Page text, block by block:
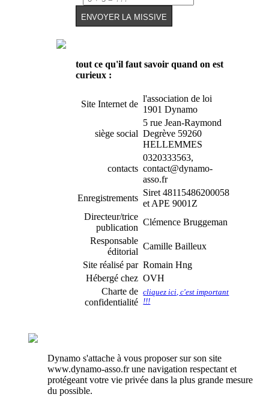
tout ce qu'il faut savoir quand on est
curieux :
Site Internet de
l'association de loi
1901 Dynamo
siège social
5 rue Jean-Raymond
Degrève 59260
HELLEMMES
contacts
0320333563,
contact@dynamo-
asso.fr
Enregistrements
Siret 48115486200058
et APE 9001Z
Directeur/trice
publication
Clémence Bruggeman
Responsable
éditorial
Camille Bailleux
Site réalisé par Romain Hng
Hébergé chez OVH
Charte de
confidentialité
cliquez ici, c'est important
!!!
Dynamo s'attache à vous proposer sur son site
www.dynamo-asso.fr une navigation respectant et
protégeant votre vie privée dans la plus grande mesure
du possible.